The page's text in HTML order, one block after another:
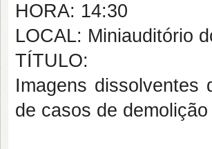
HORA: 14:30
LOCAL: Miniauditório
TÍTULO:
Imagens dissolventes
de casos de